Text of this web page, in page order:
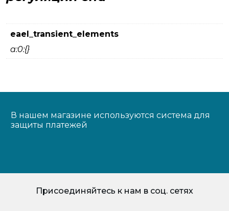
eael_transient_elements
a:0:{}
В нашем магазине используются система для
защиты платежей
Присоединяйтесь к нам в соц. сетях